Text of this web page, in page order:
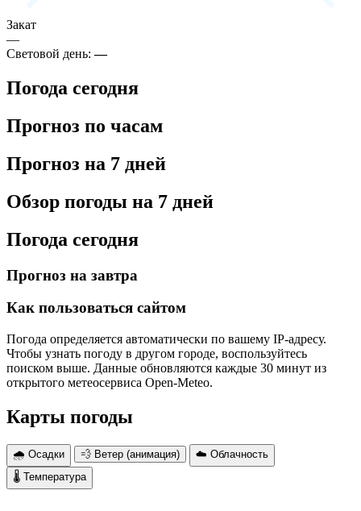
Закат
—
Световой день:—
Погода сегодня
Прогноз по часам
Прогноз на 7 дней
Обзор погоды на 7 дней
Погода сегодня
Прогноз на завтра
Как пользоваться сайтом
Погода определяется автоматически по вашему IP-адресу.
Чтобы узнать погоду в другом городе, воспользуйтесь
поиском выше. Данные обновляются каждые 30 минут из
открытого метеосервиса Open-Meteo.
Карты погоды
🌧 Осадки 💨 Ветер (анимация)
☁️ Облачность
🌡 Температура